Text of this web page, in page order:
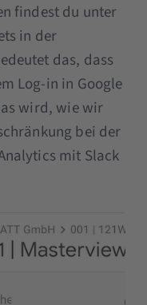
findest du unter
in der
das, dass
Log-in in Google
wird, wie wir
bei der
mit Slack